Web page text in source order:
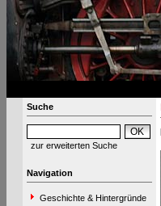
Suche
zur erweiterten Suche
Navigation
Geschichte & Hintergründe